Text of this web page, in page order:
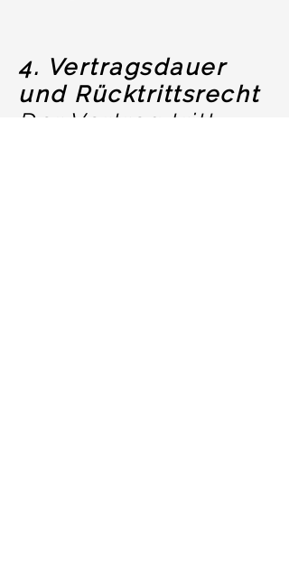
4. Vertragsdauer
und Rücktrittsrecht
Der Vertrag tritt